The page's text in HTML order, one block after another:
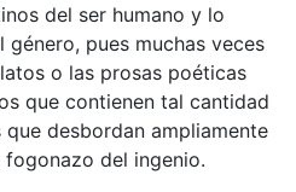
del ser humano y lo
pues muchas veces
o las prosas poéticas
que contienen tal cantidad
desbordan ampliamente
del ingenio.